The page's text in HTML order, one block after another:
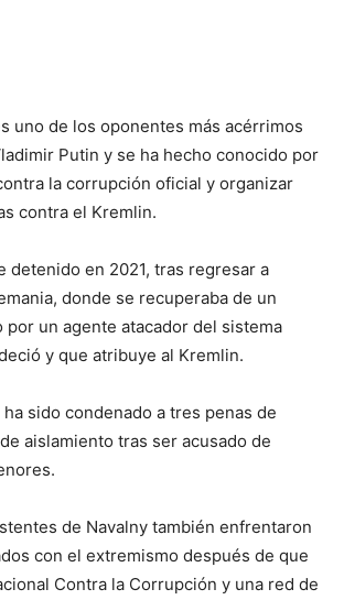
uno de los oponentes más acérrimos
Putin y se ha hecho conocido por
la corrupción oficial y organizar
contra el Kremlin.
detenido en 2021, tras regresar a
donde se recuperaba de un
por un agente atacador del sistema
y que atribuye al Kremlin.
sido condenado a tres penas de
aislamiento tras ser acusado de
de Navalny también enfrentaron
con el extremismo después de que
Contra la Corrupción y una red de